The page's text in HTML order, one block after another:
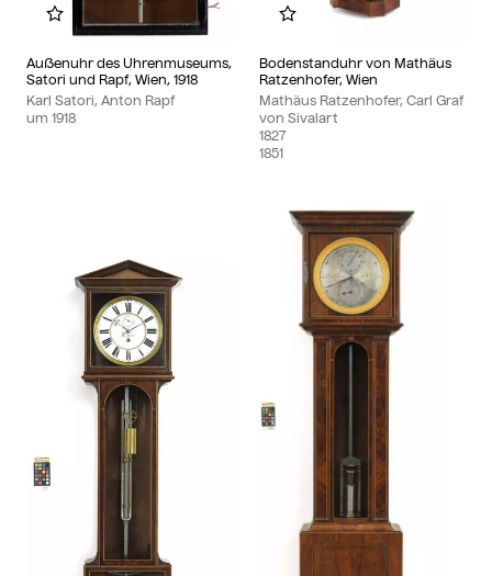
Außenuhr des Uhrenmuseums,
Satori und Rapf, Wien, 1918
Karl Satori, Anton Rapf
um 1918
Zu meinem Album hinzufügen
Bodenstanduhr von Mathäus
Ratzenhofer, Wien
Mathäus Ratzenhofer, Carl Graf
von Sivalart
1827
1851
Zu meinem Album